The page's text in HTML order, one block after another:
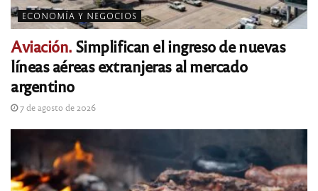
ECONOMÍA Y NEGOCIOS
Aviación. Simplifican el ingreso de nuevas
líneas aéreas extranjeras al mercado
argentino
7 de agosto de 2026